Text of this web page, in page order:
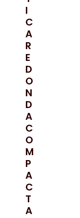
I
C
A
R
E
D
O
N
D
A
C
O
M
P
A
C
T
A